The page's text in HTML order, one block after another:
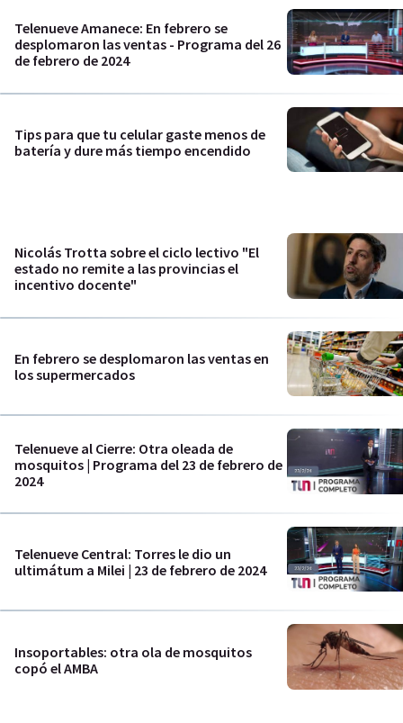
Telenueve Amanece: En febrero se
desplomaron las ventas - Programa del 26
de febrero de 2024
Tips para que tu celular gaste menos de
batería y dure más tiempo encendido
Nicolás Trotta sobre el ciclo lectivo "El
estado no remite a las provincias el
incentivo docente"
En febrero se desplomaron las ventas en
los supermercados
Telenueve al Cierre: Otra oleada de
mosquitos | Programa del 23 de febrero de
2024
Telenueve Central: Torres le dio un
ultimátum a Milei | 23 de febrero de 2024
Insoportables: otra ola de mosquitos
copó el AMBA